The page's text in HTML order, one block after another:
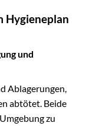
Hygieneplan
und
Ablagerungen,
abtötet. Beide
zu